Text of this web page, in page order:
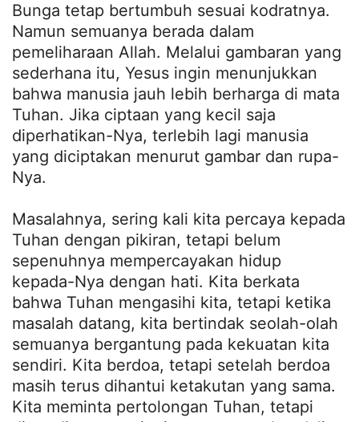
Bunga tetap bertumbuh sesuai kodratnya.
Namun semuanya berada dalam
pemeliharaan Allah. Melalui gambaran yang
sederhana itu, Yesus ingin menunjukkan
bahwa manusia jauh lebih berharga di mata
Tuhan. Jika ciptaan yang kecil saja
diperhatikan-Nya, terlebih lagi manusia
yang diciptakan menurut gambar dan rupa-
Nya.
Masalahnya, sering kali kita percaya kepada
Tuhan dengan pikiran, tetapi belum
sepenuhnya mempercayakan hidup
kepada-Nya dengan hati. Kita berkata
bahwa Tuhan mengasihi kita, tetapi ketika
masalah datang, kita bertindak seolah-olah
semuanya bergantung pada kekuatan kita
sendiri. Kita berdoa, tetapi setelah berdoa
masih terus dihantui ketakutan yang sama.
Kita meminta pertolongan Tuhan, tetapi